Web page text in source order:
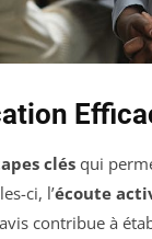
clés qui
ci, l’écoute
contribue à